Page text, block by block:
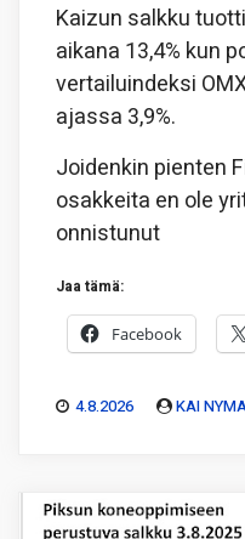
Kaizun salkku
aikana 13,4% kun
vertailuindeksi
ajassa 3,9%.
Joidenkin pienten
osakkeita en ole
onnistunut
Jaa tämä:
Facebook
4.8.2026 KAI